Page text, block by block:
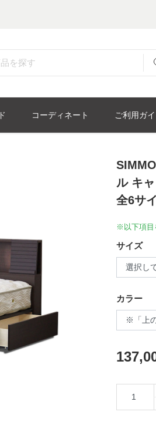
コーディネート ご利用ガ
ル キ
全6サ
※以下項目
サイズ
カラー